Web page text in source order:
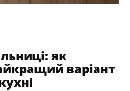
як
варіант